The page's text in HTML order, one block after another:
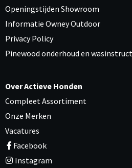
Openingstijden Showroom
Informatie Owney Outdoor
Privacy Policy
Pinewood onderhoud en
Over Actieve Honden
Compleet Assortiment
Onze Merken
Vacatures
Facebook
Instagram